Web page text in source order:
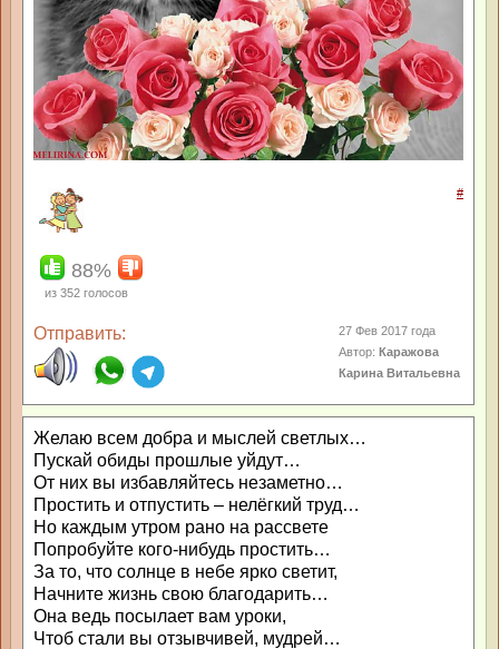
#
88%
из 352 голосов
Отправить:
27 Фев 2017 года
Автор:Каражова
Карина Витальевна
Желаю всем добра и мыслей светлых…
Пускай обиды прошлые уйдут…
От них вы избавляйтесь незаметно…
Простить и отпустить – нелёгкий труд…
Но каждым утром рано на рассвете
Попробуйте кого-нибудь простить…
За то, что солнце в небе ярко светит,
Начните жизнь свою благодарить…
Она ведь посылает вам уроки,
Чтоб стали вы отзывчивей, мудрей…